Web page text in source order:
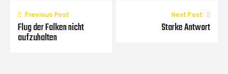
Previous Post
Flug der Falken nicht
aufzuhalten
Next Post
Starke Antwort